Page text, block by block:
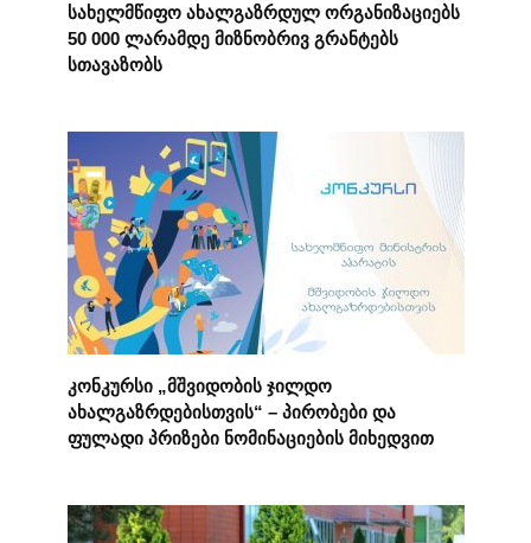
სახელმწიფო ახალგაზრდულ ორგანიზაციებს
50 000 ლარამდე მიზნობრივ გრანტებს
სთავაზობს
კონკურსი „მშვიდობის ჯილდო
ახალგაზრდებისთვის“ – პირობები და
ფულადი პრიზები ნომინაციების მიხედვით